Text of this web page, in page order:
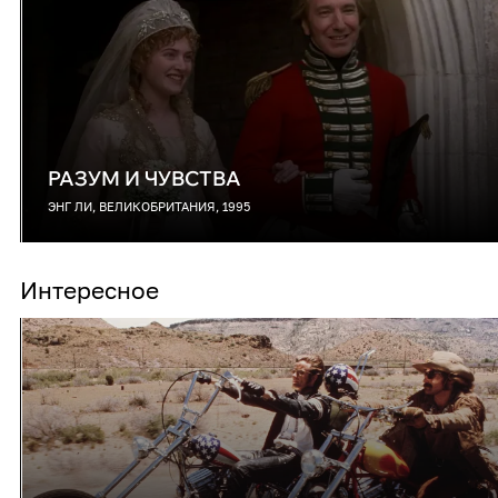
РАЗУМ И ЧУВСТВА
ЭНГ ЛИ, ВЕЛИКОБРИТАНИЯ, 1995
Интересное